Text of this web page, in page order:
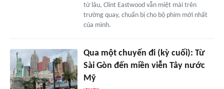
từ lâu, Clint Eastwood vẫn miệt mài trên
trường quay, chuẩn bị cho bộ phim mới nhất
của mình.
Qua một chuyến đi (kỳ cuối): Từ
Sài Gòn đến miền viễn Tây nước
Mỹ